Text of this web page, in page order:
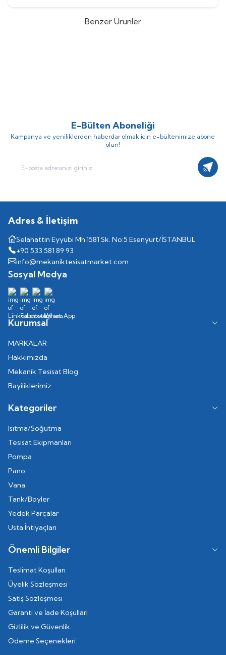
Benzer Ürünler
E-Bülten Aboneliği
Kampanya ve yeniliklerden haberdar olmak için e-bültenimize abone
olun!
Adres & İletişim
Selahattin Eyyubi Mh.1581 Sk. No:5 Esenyurt/İSTANBUL
+90 533 581 89 93
info@mekaniktesisatmarket.com
Sosyal Medya
Kurumsal
MARKALAR
Hakkımızda
Mekanik Tesisat Blog
Bayiliklerimiz
Kategoriler
Isıtma/Soğutma
Tesisat Ekipmanları
Pompa
Pano
Vana
Tank/Boyler
Yedek Parçalar
Usta İhtiyaçları
Önemli Bilgiler
Teslimat Koşulları
Üyelik Sözleşmesi
Satış Sözleşmesi
Garanti ve İade Koşulları
Gizlilik ve Güvenlik
Ödeme Seçenekleri